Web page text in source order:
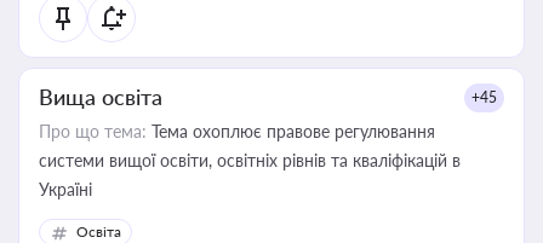
Вища освіта +45
Про що тема: Тема охоплює правове регулювання
системи вищої освіти, освітніх рівнів та кваліфікацій в
Україні
Освіта